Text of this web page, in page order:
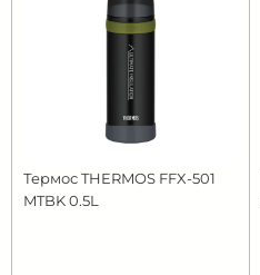
Термос THERMOS FFX-501
MTBK 0.5L